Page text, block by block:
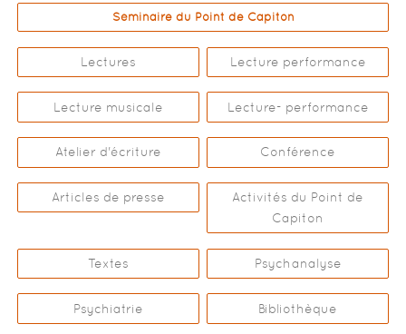
Séminaire du Point de Capiton
Lectures Lecture performance
Lecture musicale Lecture- performance
Atelier d'écriture Conférence
Articles de presse
Activités du Point de
Capiton
Textes Psychanalyse
Psychiatrie Bibliothèque